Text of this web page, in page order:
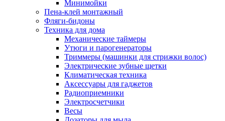
Минимойки
Пена-клей монтажный
Фляги-бидоны
Техника для дома
Механические таймеры
Утюги и парогенераторы
Триммеры (машинки для стрижки волос)
Электрические зубные щетки
Климатическая техника
Аксессуары для гаджетов
Радиоприемники
Электросчетчики
Весы